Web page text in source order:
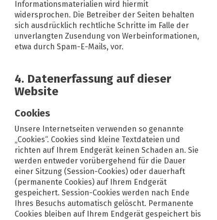
Informationsmaterialien wird hiermit
widersprochen. Die Betreiber der Seiten behalten
sich ausdrücklich rechtliche Schritte im Falle der
unverlangten Zusendung von Werbeinformationen,
etwa durch Spam-E-Mails, vor.
4. Datenerfassung auf dieser
Website
Cookies
Unsere Internetseiten verwenden so genannte
„Cookies“. Cookies sind kleine Textdateien und
richten auf Ihrem Endgerät keinen Schaden an. Sie
werden entweder vorübergehend für die Dauer
einer Sitzung (Session-Cookies) oder dauerhaft
(permanente Cookies) auf Ihrem Endgerät
gespeichert. Session-Cookies werden nach Ende
Ihres Besuchs automatisch gelöscht. Permanente
Cookies bleiben auf Ihrem Endgerät gespeichert bis